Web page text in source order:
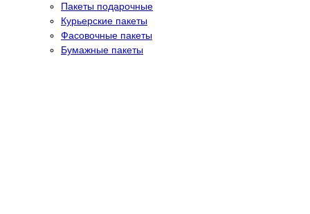
Пакеты подарочные
Курьерские пакеты
Фасовочные пакеты
Бумажные пакеты